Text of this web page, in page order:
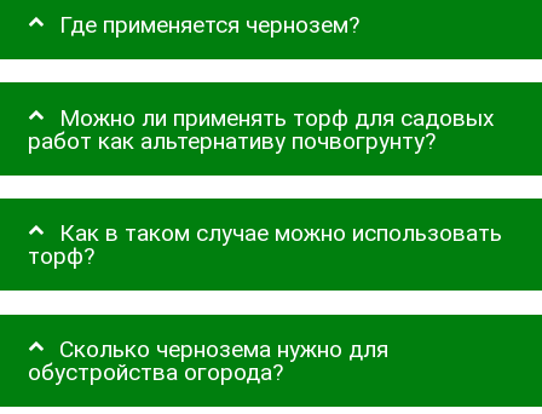
Где применяется чернозем?
Можно ли применять торф для садовых
работ как альтернативу почвогрунту?
Как в таком случае можно использовать
торф?
Сколько чернозема нужно для
обустройства огорода?